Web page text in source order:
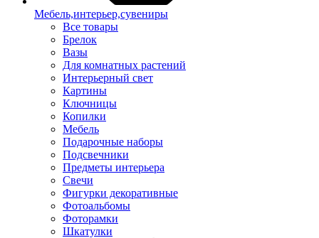
Мебель,интерьер,сувениры
Все товары
Брелок
Вазы
Для комнатных растений
Интерьерный свет
Картины
Ключницы
Копилки
Мебель
Подарочные наборы
Подсвечники
Предметы интерьера
Свечи
Фигурки декоративные
Фотоальбомы
Фоторамки
Шкатулки